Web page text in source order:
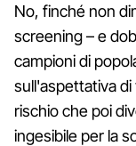
No, finché non
screening – e
campioni di
sull'aspettativa di
rischio che poi
ingesibile per la